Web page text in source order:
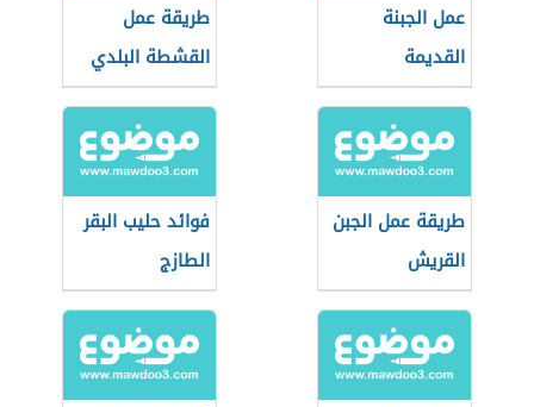
عمل الجبنة
القديمة
طريقة عمل
القشطة البلدي
طريقة عمل الجبن
القريش
فوائد حليب البقر
الطازج